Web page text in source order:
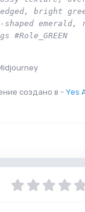
bright
#Role_GREEN
создано в - Yes